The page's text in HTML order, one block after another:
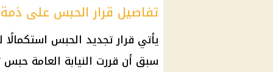
تفاصيل قرار الحبس على
يأتي قرار تجديد الحبس
سبق أن قررت النيابة العامة